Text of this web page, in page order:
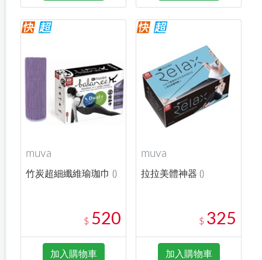
muva
竹炭超細纖維瑜珈巾 ()
$ 520
加入購物車
muva
拉拉美體神器 ()
$ 325
加入購物車